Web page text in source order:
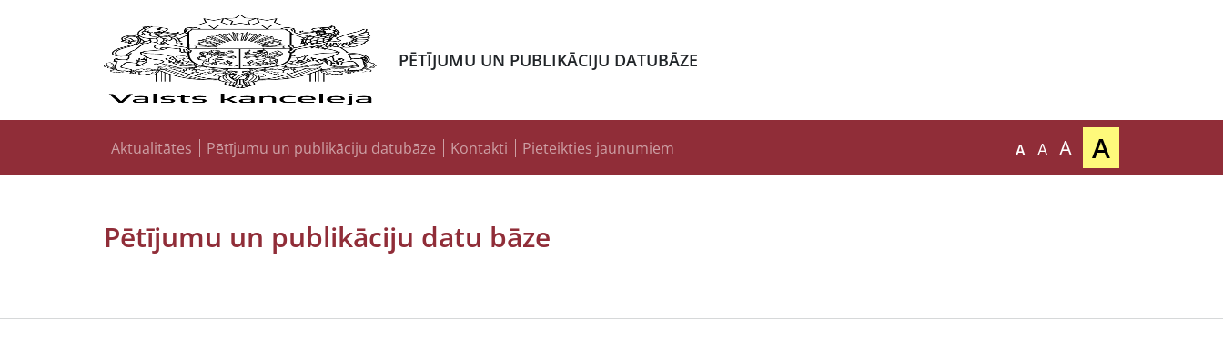
PĒTĪJUMU UN PUBLIKĀCIJU DATUBĀZE
Aktualitātes Pētījumu un publikāciju datubāze Kontakti Pieteikties jaunumiem A A A A
Pētījumu un publikāciju datu bāze